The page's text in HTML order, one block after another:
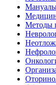
Методы